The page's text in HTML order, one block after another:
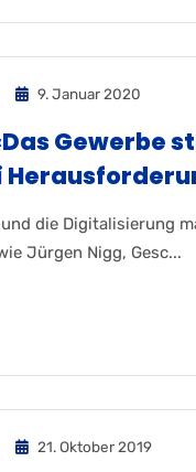
9. Januar 2020
Gewerbe
die Digitalisierung
Jürgen Nigg, Gesc...
21. Oktober 2019